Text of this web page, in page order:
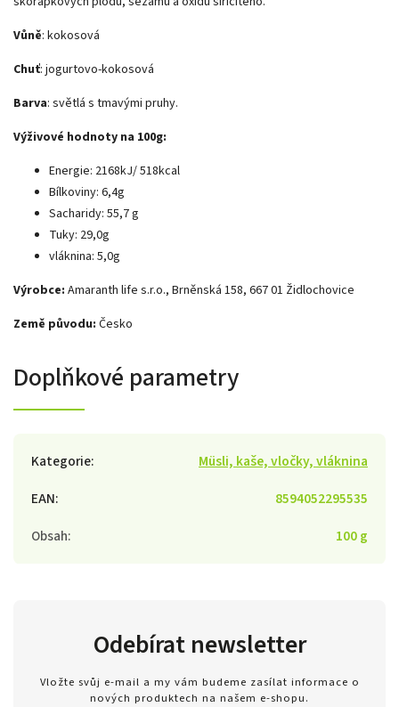
Vůně: kokosová
Chuť: jogurtovo-kokosová
Barva: světlá s tmavými pruhy.
Výživové hodnoty na 100g:
Energie: 2168kJ/ 518kcal
Bílkoviny: 6,4g
Sacharidy: 55,7 g
Tuky: 29,0g
vláknina: 5,0g
Výrobce: Amaranth life s.r.o., Brněnská 158, 667 01 Židlochovice
Země původu: Česko
Doplňkové parametry
Kategorie:
Müsli, kaše, vločky, vláknina
EAN:
8594052295535
Obsah: 100 g
Odebírat newsletter
Vložte svůj e-mail a my vám budeme zasílat informace o
nových produktech na našem e-shopu.